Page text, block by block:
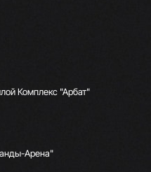
Комплекс "Арбат"
Арена"